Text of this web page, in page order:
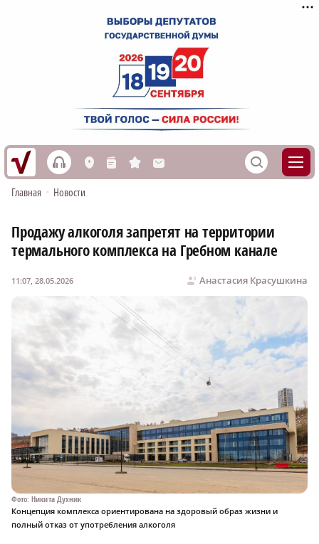
h L n s M S
Главная • Новости
Продажу алкоголя запретят на территории
термального комплекса на Гребном канале
Анастасия Красушкина
11:07, 28.05.2026
Фото: Никита Духник
Концепция комплекса ориентирована на здоровый образ жизни и
полный отказ от употребления алкоголя